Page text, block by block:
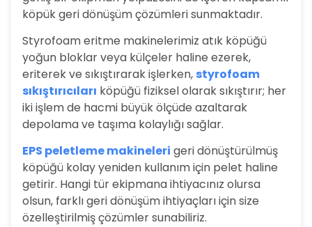
köpük geri dönüşüm çözümleri sunmaktadır.
Styrofoam eritme makinelerimiz atık köpüğü
yoğun bloklar veya külçeler haline ezerek,
eriterek ve sıkıştırarak işlerken, styrofoam
sıkıştırıcıları köpüğü fiziksel olarak sıkıştırır; her
iki işlem de hacmi büyük ölçüde azaltarak
depolama ve taşıma kolaylığı sağlar.
EPS peletleme makineleri geri dönüştürülmüş
köpüğü kolay yeniden kullanım için pelet haline
getirir. Hangi tür ekipmana ihtiyacınız olursa
olsun, farklı geri dönüşüm ihtiyaçları için size
özelleştirilmiş çözümler sunabiliriz.